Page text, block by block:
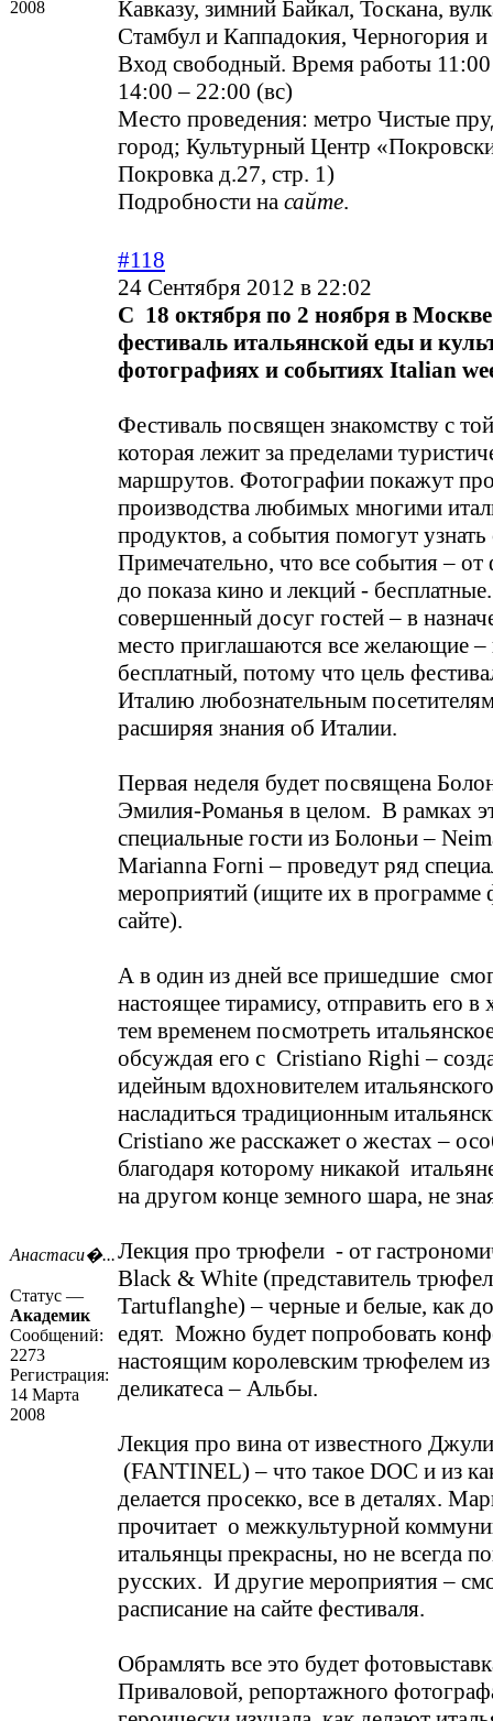
2008
Кавказу, зимний Байкал, Тоскана,
Стамбул и Каппадокия, Черногория и
Вход свободный. Время работы
14:00 – 22:00 (вс)
Место проведения: метро Чистые
город; Культурный Центр
Покровка д.27, стр. 1)
Подробности на сайте.
Анастаси�...
Статус —
Академик
Сообщений:
2273
Регистрация:
14 Марта
2008
#118
24 Сентября 2012 в 22:02
C 18 октября по 2 ноября в
фестиваль итальянской еды и
фотографиях и событиях Italian
Фестиваль посвящен знакомству с
которая лежит за пределами
маршрутов. Фотографии покажут
производства любимых многими
продуктов, а события помогут
Примечательно, что все события – от
до показа кино и лекций -
совершенный досуг гостей – в
место приглашаются все желающие –
бесплатный, потому что цель
Италию любознательным
расширяя знания об Италии.
Первая неделя будет посвящена
Эмилия-Романья в целом. В рамках
специальные гости из Болоньи –
Marianna Forni – проведут ряд
мероприятий (ищите их в программе
сайте).
А в один из дней все пришедшие
настоящее тирамису, отправить его в
тем временем посмотреть
обсуждая его с Cristiano Righi –
идейным вдохновителем
насладиться традиционным
Cristiano же расскажет о жестах –
благодаря которому никакой
на другом конце земного шара, не
Лекция про трюфели - от
Black & White (представитель
Tartuflanghe) – черные и белые, как
едят. Можно будет попробовать
настоящим королевским трюфелем из
деликатеса – Альбы.
Лекция про вина от известного
(FANTINEL) – что такое DOC и из
делается просекко, все в деталях.
прочитает о межкультурной
итальянцы прекрасны, но не всегда
русских. И другие мероприятия –
расписание на сайте фестиваля.
Обрамлять все это будет
Приваловой, репортажного